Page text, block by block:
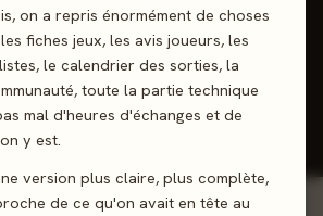
on a repris énormément de choses
fiches jeux, les avis joueurs, les
le calendrier des sorties, la
toute la partie technique
mal d'heures d'échanges et de
y est.
version plus claire, plus complète,
de ce qu'on avait en tête au
Envie de jouer Wishlist